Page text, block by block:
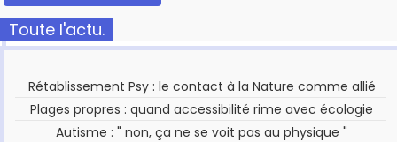
Toute l'actu.
Rétablissement Psy : le contact à la Nature comme allié
Plages propres : quand accessibilité rime avec écologie
Autisme : " non, ça ne se voit pas au physique "